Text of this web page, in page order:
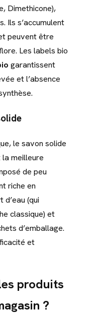
Dimethicone),
Ils s’accumulent
peuvent être
Les labels bio
garantissent
et l’absence
le savon solide
meilleure
de peu
riche en
(qui
classique) et
d’emballage.
et
produits
?